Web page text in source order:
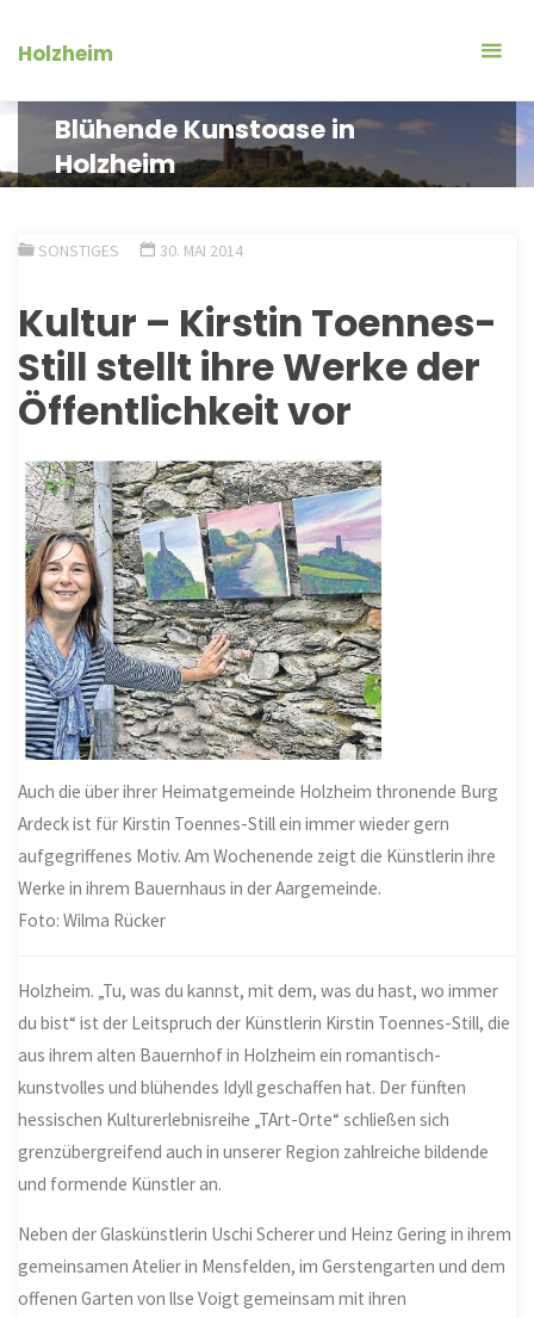
InhaltHolzheim
Blühende Kunstoase in
Holzheim
SONSTIGES 30. MAI 2014
Kultur – Kirstin Toennes-
Still stellt ihre Werke der
Öffentlichkeit vor
Auch die über ihrer Heimatgemeinde Holzheim thronende Burg
Ardeck ist für Kirstin Toennes-Still ein immer wieder gern
aufgegriffenes Motiv. Am Wochenende zeigt die Künstlerin ihre
Werke in ihrem Bauernhaus in der Aargemeinde.
Foto: Wilma Rücker
Holzheim. „Tu, was du kannst, mit dem, was du hast, wo immer
du bist“ ist der Leitspruch der Künstlerin Kirstin Toennes-Still, die
aus ihrem alten Bauernhof in Holzheim ein romantisch-
kunstvolles und blühendes Idyll geschaffen hat. Der fünften
hessischen Kulturerlebnisreihe „TArt-Orte“ schließen sich
grenzübergreifend auch in unserer Region zahlreiche bildende
und formende Künstler an.
Neben der Glaskünstlerin Uschi Scherer und Heinz Gering in ihrem
gemeinsamen Atelier in Mensfelden, im Gerstengarten und dem
offenen Garten von llse Voigt gemeinsam mit ihren